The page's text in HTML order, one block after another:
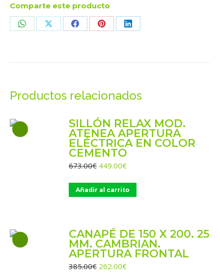
Comparte este producto
Share Share Share Share Share
Productos relacionados
SILLÓN RELAX MOD.
ATENEA APERTURA
ELÉCTRICA EN COLOR
CEMENTO
673.00€ El
original
era:
449.00€El
actual
es:
Añadir al carrito
CANAPÉ DE 150 X 200. 25
MM. CAMBRIAN.
APERTURA FRONTAL
385.00€ El
262.00€El